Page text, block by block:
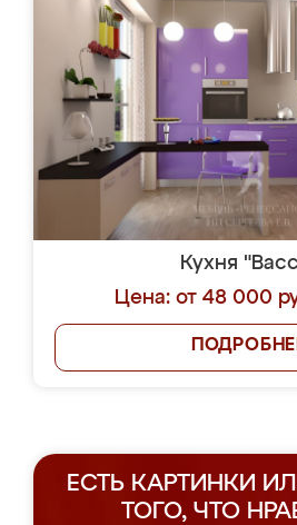
Кухня
Цена: от 48 000
ЕСТЬ КАРТИНКИ
ТОГО, ЧТО